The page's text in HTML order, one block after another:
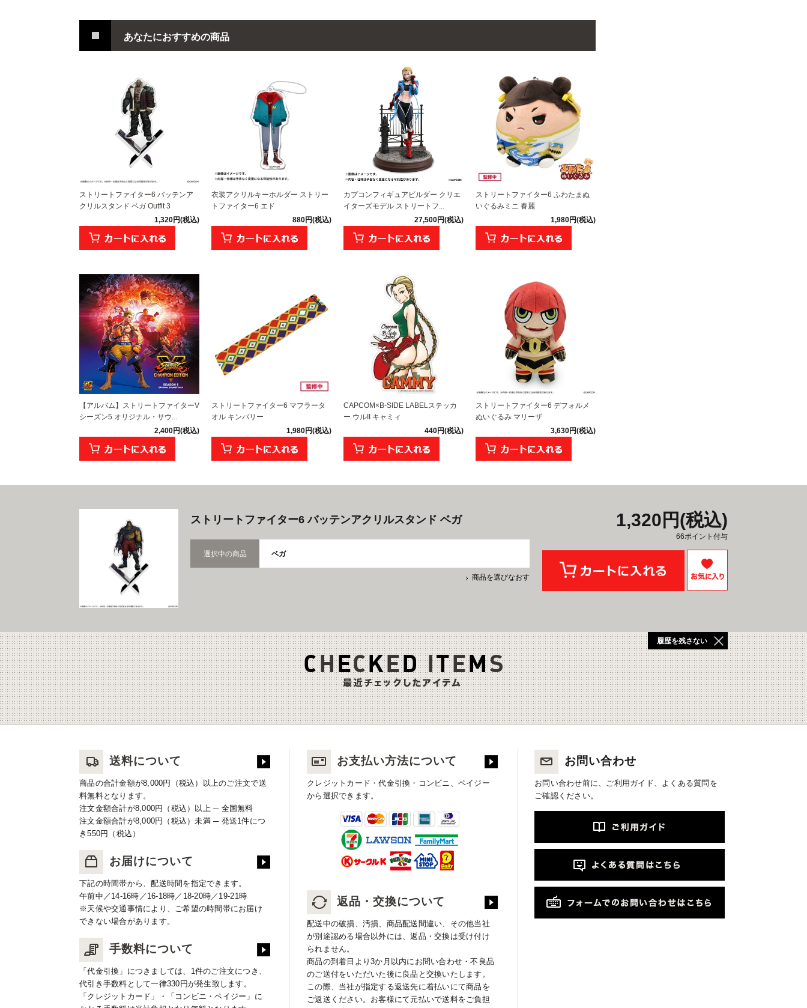
あなたにおすすめの商品
ストリートファイター6 バッテンア
クリルスタンド ベガ Outfit 3
1,320円(税込)
衣装アクリルキーホルダー ストリー
トファイター6 エド
880円(税込)
カプコンフィギュアビルダー クリエ
イターズモデル ストリートフ...
27,500円(税込)
ストリートファイター6 ふわたまぬ
いぐるみミニ 春麗
1,980円(税込)
【アルバム】ストリートファイターV
シーズン5 オリジナル・サウ...
2,400円(税込)
ストリートファイター6 マフラータ
オル キンバリー
1,980円(税込)
CAPCOM×B-SIDE LABELステッカ
ー ウルII キャミィ
440円(税込)
ストリートファイター6 デフォルメ
ぬいぐるみ マリーザ
3,630円(税込)
ストリートファイター6 バッテンアクリルスタンド ベガ
選択中の商品 ベガ
商品を選びなおす
1,320円(税込)
66ポイント付与
履歴を残さない
送料について
商品の合計金額が8,000円（税込）以上のご注文で送
料無料となります。
注文金額合計が8,000円（税込）以上 ─ 全国無料
注文金額合計が8,000円（税込）未満 ─ 発送1件につ
き550円（税込）
お届けについて
下記の時間帯から、配送時間を指定できます。
午前中／14-16時／16-18時／18-20時／19-21時
※天候や交通事情により、ご希望の時間帯にお届け
できない場合があります。
手数料について
「代金引換」につきましては、1件のご注文につき、
代引き手数料として一律330円が発生致します。
「クレジットカード」・「コンビニ・ペイジー」に
お支払い方法について
クレジットカード・代金引換・コンビニ、ペイジー
から選択できます。
返品・交換について
配送中の破損、汚損、商品配送間違い、その他当社
が別途認める場合以外には、返品・交換は受け付け
られません。
商品の到着日より3か月以内にお問い合わせ・不良品
のご送付をいただいた後に良品と交換いたします。
この際、当社が指定する返送先に着払いにて商品を
ご返送ください。お客様にて元払いで送料をご負担
お問い合わせ
お問い合わせ前に、ご利用ガイド、よくある質問を
ご確認ください。